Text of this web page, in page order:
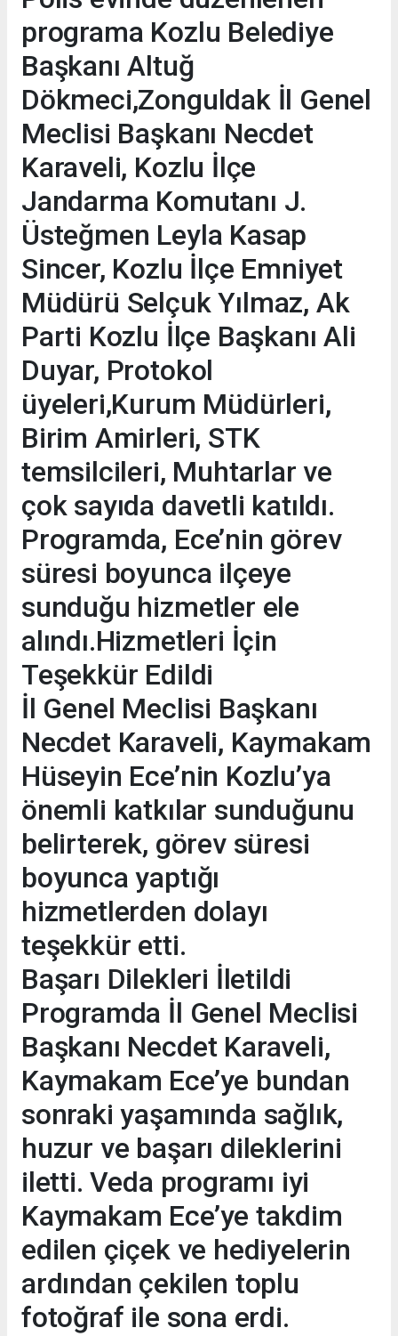
programa Kozlu Belediye
Başkanı Altuğ
Dökmeci,Zonguldak İl Genel
Meclisi Başkanı Necdet
Karaveli, Kozlu İlçe
Jandarma Komutanı J.
Üsteğmen Leyla Kasap
Sincer, Kozlu İlçe Emniyet
Müdürü Selçuk Yılmaz, Ak
Parti Kozlu İlçe Başkanı Ali
Duyar, Protokol
üyeleri,Kurum Müdürleri,
Birim Amirleri, STK
temsilcileri, Muhtarlar ve
çok sayıda davetli katıldı.
Programda, Ece’nin görev
süresi boyunca ilçeye
sunduğu hizmetler ele
alındı.Hizmetleri İçin
Teşekkür Edildi
İl Genel Meclisi Başkanı
Necdet Karaveli, Kaymakam
Hüseyin Ece’nin Kozlu’ya
önemli katkılar sunduğunu
belirterek, görev süresi
boyunca yaptığı
hizmetlerden dolayı
teşekkür etti.
Başarı Dilekleri İletildi
Programda İl Genel Meclisi
Başkanı Necdet Karaveli,
Kaymakam Ece’ye bundan
sonraki yaşamında sağlık,
huzur ve başarı dileklerini
iletti. Veda programı iyi
Kaymakam Ece’ye takdim
edilen çiçek ve hediyelerin
ardından çekilen toplu
fotoğraf ile sona erdi.